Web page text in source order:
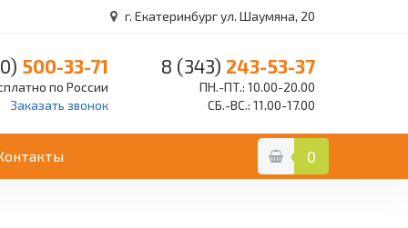
г. Екатеринбург ул. Шаумяна, 20
500-33-71
по России
Заказать звонок
8 (343) 243-53-37
ПН.-ПТ.: 10.00-20.00
СБ.-ВС.: 11.00-17.00
0